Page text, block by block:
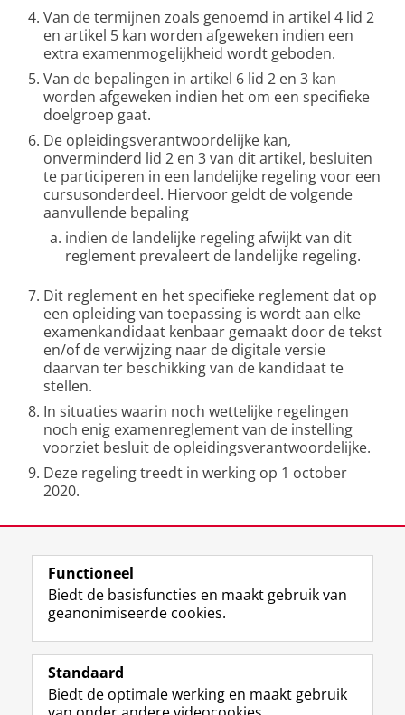
Van de termijnen zoals genoemd in artikel 4 lid 2
en artikel 5 kan worden afgeweken indien een
extra examenmogelijkheid wordt geboden.
Van de bepalingen in artikel 6 lid 2 en 3 kan
worden afgeweken indien het om een specifieke
doelgroep gaat.
De opleidingsverantwoordelijke kan,
onverminderd lid 2 en 3 van dit artikel, besluiten
te participeren in een landelijke regeling voor een
cursusonderdeel. Hiervoor geldt de volgende
aanvullende bepaling
indien de landelijke regeling afwijkt van dit
reglement prevaleert de landelijke regeling.
Dit reglement en het specifieke reglement dat op
een opleiding van toepassing is wordt aan elke
examenkandidaat kenbaar gemaakt door de tekst
en/of de verwijzing naar de digitale versie
daarvan ter beschikking van de kandidaat te
stellen.
In situaties waarin noch wettelijke regelingen
noch enig examenreglement van de instelling
voorziet besluit de opleidingsverantwoordelijke.
Deze regeling treedt in werking op 1 october
2020.
View this page in:English
Volg de RUG
F
a
e
L
i
k
R
S
-
I
n
t
Y
o
T
Studiekiezers
Functioneel
Biedt de basisfuncties en maakt gebruik van
geanonimiseerde cookies.
Standaard
Biedt de optimale werking en maakt gebruik